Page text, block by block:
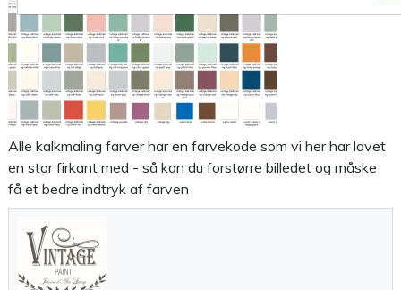
Alle kalkmaling farver har en farvekode som vi her har lavet
en stor firkant med - så kan du forstørre billedet og måske
få et bedre indtryk af farven